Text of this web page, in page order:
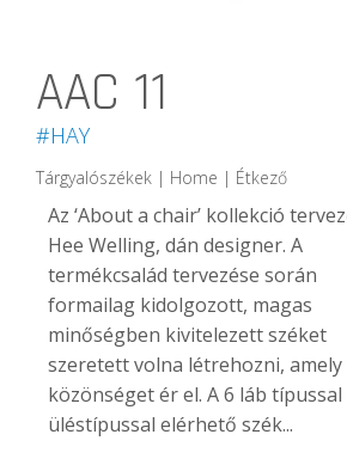
AAC 11
#HAY
Tárgyalószékek | Home | Étkező
Az ‘About a chair’ kollekció
Hee Welling, dán designer. A
termékcsalád tervezése során
formailag kidolgozott, magas
minőségben kivitelezett széket
szeretett volna létrehozni, amely
közönséget ér el. A 6 láb típussal
üléstípussal elérhető szék...